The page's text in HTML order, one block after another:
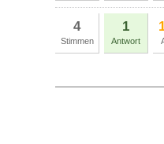
4
Stimmen
1
Antwort